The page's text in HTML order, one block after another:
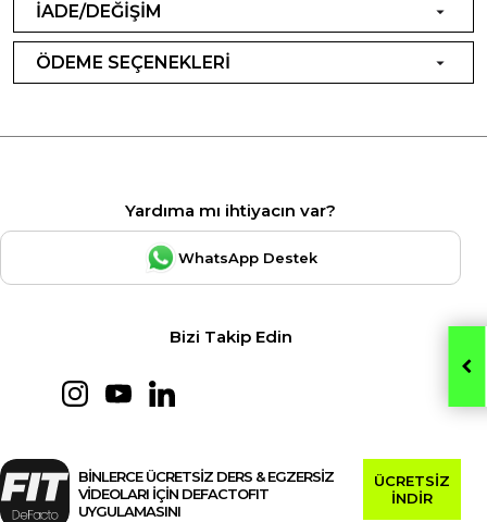
İADE/DEĞİŞİM
ÖDEME SEÇENEKLERİ
Yardıma mı ihtiyacın var?
WhatsApp Destek
Bizi Takip Edin
BİNLERCE ÜCRETSİZ DERS & EGZERSİZ
VİDEOLARI İÇİN DEFACTOFIT
UYGULAMASINI
ÜCRETSİZ
İNDİR